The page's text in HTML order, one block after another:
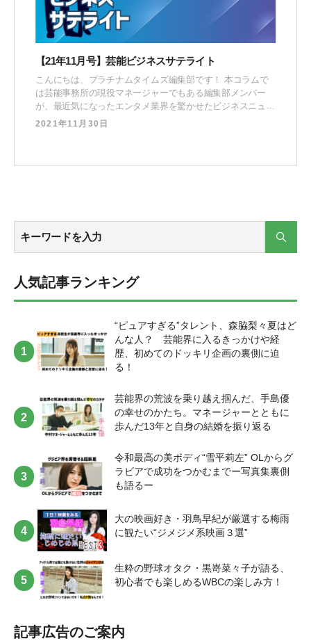
【21年11月号】芸能ビジネスサテライト
こんにちは、プラチナムタイムズ編集部です！ 本コラムで
は芸能事務所の現役マネージャーでもある編集部メンバー
が、最近気になったエンタメ業界を驚かせたビジネスニュー
スに対して “マネージャー視点” で取り上げる対談企画で
2021年11月30日
人気記事ランキング
“ピュアすぎる”タレント、森脇梨々夏はど
んな人？ 芸能界に入るきっかけや経
歴、初めてのドッキリ企画の裏側に迫
る！
芸能界の荒波を乗り越え掴んだ、手島優
の幸せのかたち。マネージャーとともに
歩んだ13年と自身の結婚を振り返る
令和最高の美ボディ“雪平莉左” OLからグ
ラビアで成功をつかむまでー写真集裏側
も語るー
大の映画好き・羽鳥早紀が厳選する梅雨
に観たい“ジメジメ系映画３選”
生粋の野球オタク・黒嵜菜々子が語る、
初心者でも楽しめるWBCの楽しみ方！
記事広告のご案内